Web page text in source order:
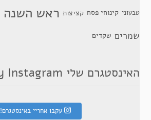
טבעוני קינוחי פסח קציצות ראש השנה
שמרים שקדים
האינסטגרם שלי My Instagram
עקבו אחריי באינסטגרם!